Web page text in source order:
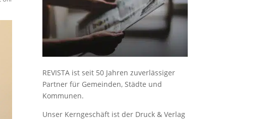
REVISTA ist seit 50 Jahren zuverlässiger
Partner für Gemeinden, Städte und
Kommunen.
Unser Kerngeschäft ist der Druck & Verlag